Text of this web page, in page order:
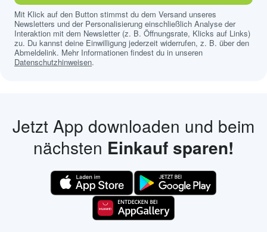
Mit Klick auf den Button stimmst du dem Versand unseres
Newsletters und der Personalisierung einschließlich Analyse der
Interaktion mit dem Newsletter (z. B. Öffnungsrate, Klicks auf Links)
zu. Du kannst deine Einwilligung jederzeit widerrufen, z. B. über den
Abmeldelink. Mehr Informationen findest du in unseren
Datenschutzhinweisen.
Jetzt App downloaden und beim
nächsten Einkauf sparen!